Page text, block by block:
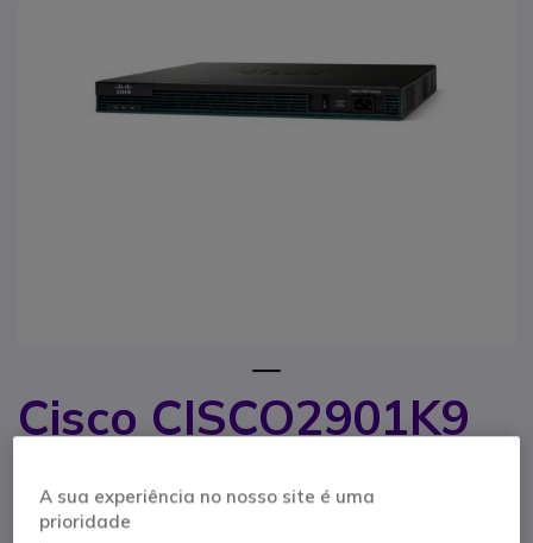
Cisco CISCO2901K9
Referência produto: CICISCO2901R // Referência de fabricante:
CISCO2901K9
Saltar para o início da Galeria de imagens
A sua experiência no nosso site é uma
prioridade